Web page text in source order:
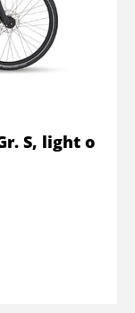
S, light o